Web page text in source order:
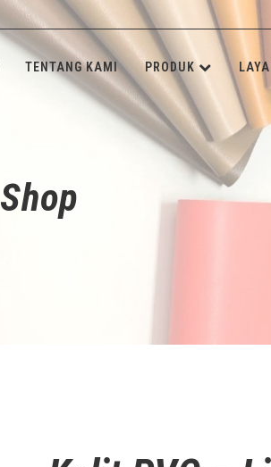
TENTANG KAMI PRODUK
KULIT SINTETIS
INSOLE BOARD
SPONGE & RUBBER
Shop